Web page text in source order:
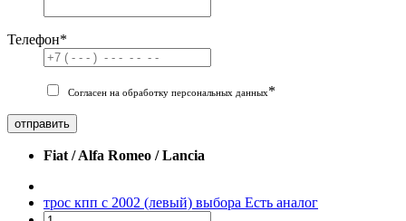
Телефон*
Согласен на обработку персональных данных*
отправить
Fiat / Alfa Romeo / Lancia
трос кпп с 2002 (левый) выбора Есть аналог